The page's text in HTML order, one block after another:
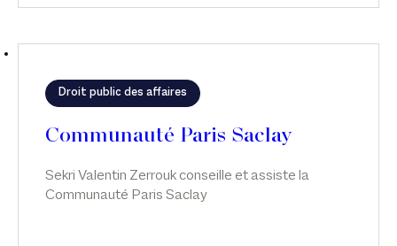
Droit public des affaires
Sekri Valentin Zerrouk conseille et assiste la
Communauté Paris Saclay
Communauté Paris Saclay